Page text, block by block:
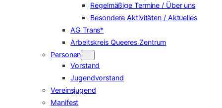
Regelmäßige Termine / Über uns
Besondere Aktivitäten / Aktuelles
AG Trans*
Arbeitskreis Queeres Zentrum
Personen
Vorstand
Jugendvorstand
Vereinsjugend
Manifest